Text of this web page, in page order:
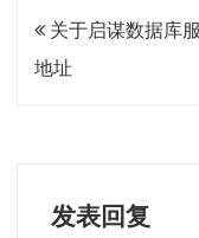
文
章
关于启谋数据库
地址
发表回复